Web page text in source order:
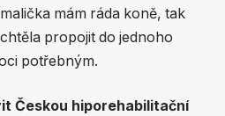
mám ráda koně, tak
propojit do jednoho
potřebným.
Českou hiporehabilitační